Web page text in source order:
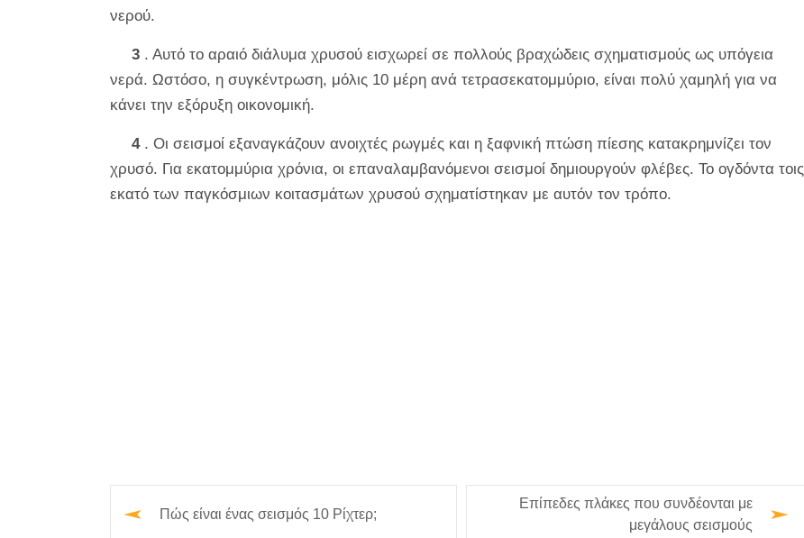
νερού.
3 . Αυτό το αραιό διάλυμα χρυσού εισχωρεί σε πολλούς βραχώδεις σχηματισμούς ως υπόγεια
νερά. Ωστόσο, η συγκέντρωση, μόλις 10 μέρη ανά τετρασεκατομμύριο, είναι πολύ χαμηλή για να
κάνει την εξόρυξη οικονομική.
4. Οι σεισμοί εξαναγκάζουν ανοιχτές ρωγμές και η ξαφνική πτώση πίεσης κατακρημνίζει τον
χρυσό. Για εκατομμύρια χρόνια, οι επαναλαμβανόμενοι σεισμοί δημιουργούν φλέβες. Το ογδόντα τοις
εκατό των παγκόσμιων κοιτασμάτων χρυσού σχηματίστηκαν με αυτόν τον τρόπο.
Πώς είναι ένας σεισμός 10 Ρίχτερ;
Επίπεδες πλάκες που συνδέονται με
μεγάλους σεισμούς